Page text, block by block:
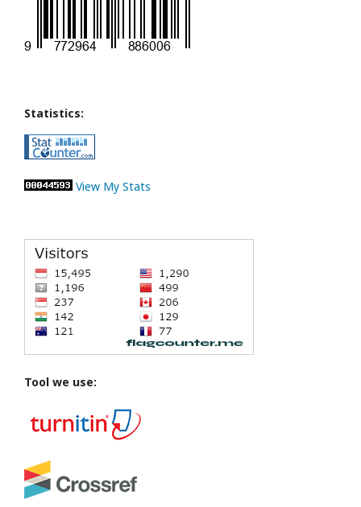
Statistics:
View My Stats
Tool we use: